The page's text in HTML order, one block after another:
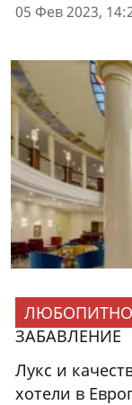
05 Фев 2023,
ЛЮБОПИТНО
ЗАБАВЛЕНИЕ
Лукс и
хотели в